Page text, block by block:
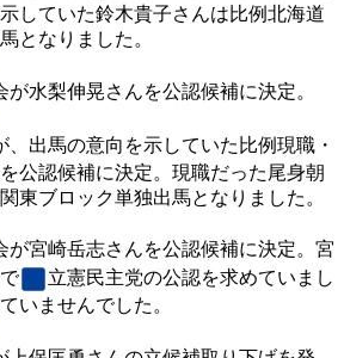
していた鈴木貴子さんは比例北海道
となりました。
が水梨伸晃さんを公認候補に決定。
、出馬の意向を示していた比例現職・
公認候補に決定。現職だった尾身朝
東ブロック単独出馬となりました。
が宮崎岳志さんを公認候補に決定。宮
立憲民主党の公認を求めていまし
いませんでした。